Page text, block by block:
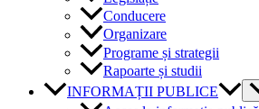
Conducere
Organizare
Programe și strategii
Rapoarte și studii
INFORMAȚII PUBLICE